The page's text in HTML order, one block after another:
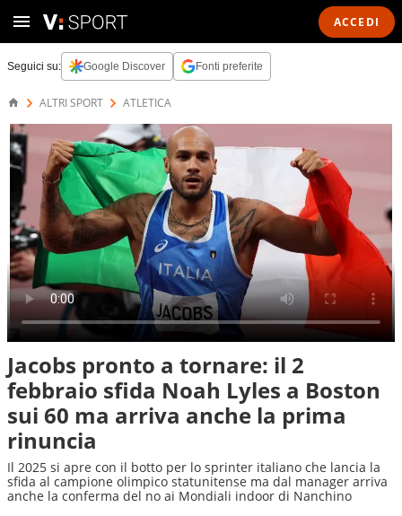
ACCEDI
Seguici su: Google Discover Fonti preferite
ALTRI SPORT ATLETICA
Jacobs pronto a tornare: il 2
febbraio sfida Noah Lyles a Boston
sui 60 ma arriva anche la prima
rinuncia
Il 2025 si apre con il botto per lo sprinter italiano che lancia la
sfida al campione olimpico statunitense ma dal manager arriva
anche la conferma del no ai Mondiali indoor di Nanchino